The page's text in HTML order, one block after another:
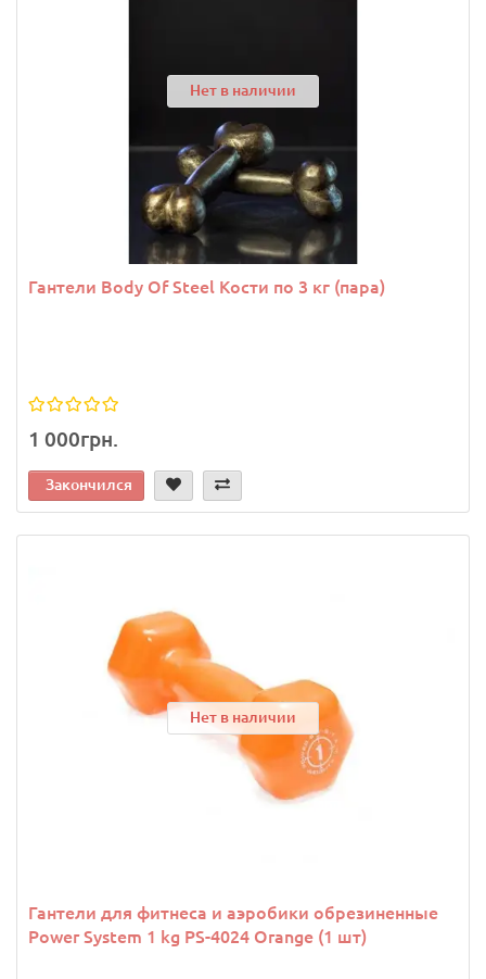
Нет в наличии
Гантели Body Of Steel Кости по 3 кг (пара)
1 000грн.
Закончился
Нет в наличии
Гантели для фитнеса и аэробики обрезиненные
Power System 1 kg PS-4024 Orange (1 шт)